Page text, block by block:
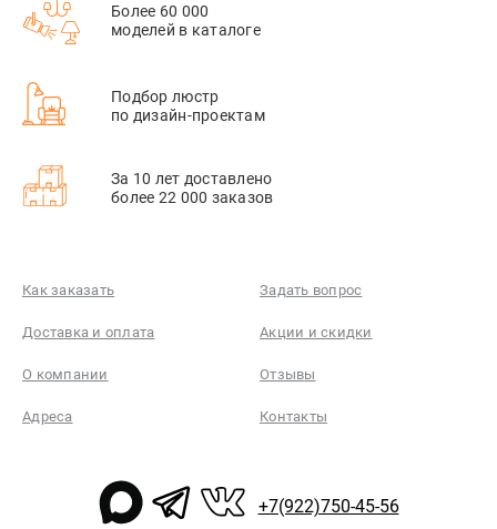
Более 60 000
моделей в каталоге
Подбор люстр
по дизайн-проектам
За 10 лет доставлено
более 22 000 заказов
Как заказать Задать вопрос
Доставка и оплата Акции и скидки
О компании Отзывы
Адреса Контакты
+7(922)750-45-56